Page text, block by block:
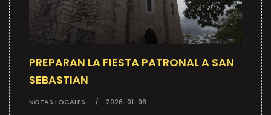
PREPARAN LA FIESTA PATRONAL A SAN
SEBASTIAN
NOTAS LOCALES 2026-01-08